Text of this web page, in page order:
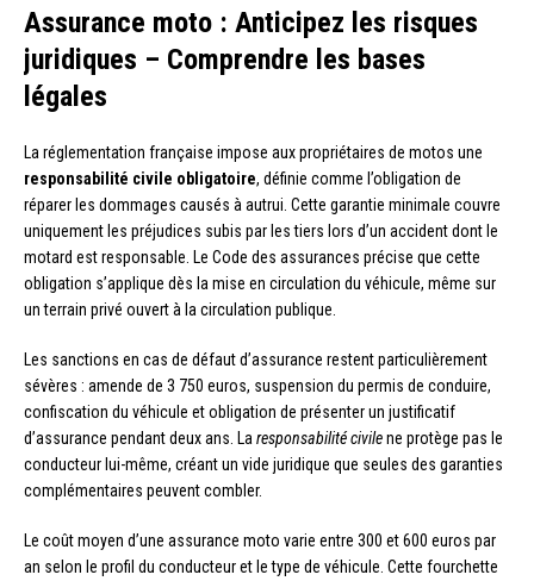
Assurance moto : Anticipez les risques
juridiques – Comprendre les bases
légales
La réglementation française impose aux propriétaires de motos une
responsabilité civile obligatoire, définie comme l’obligation de
réparer les dommages causés à autrui. Cette garantie minimale couvre
uniquement les préjudices subis par les tiers lors d’un accident dont le
motard est responsable. Le Code des assurances précise que cette
obligation s’applique dès la mise en circulation du véhicule, même sur
un terrain privé ouvert à la circulation publique.
Les sanctions en cas de défaut d’assurance restent particulièrement
sévères : amende de 3 750 euros, suspension du permis de conduire,
confiscation du véhicule et obligation de présenter un justificatif
d’assurance pendant deux ans. La responsabilité civilene protège pas le
conducteur lui-même, créant un vide juridique que seules des garanties
complémentaires peuvent combler.
Le coût moyen d’une assurance moto varie entre 300 et 600 euros par
an selon le profil du conducteur et le type de véhicule. Cette fourchette